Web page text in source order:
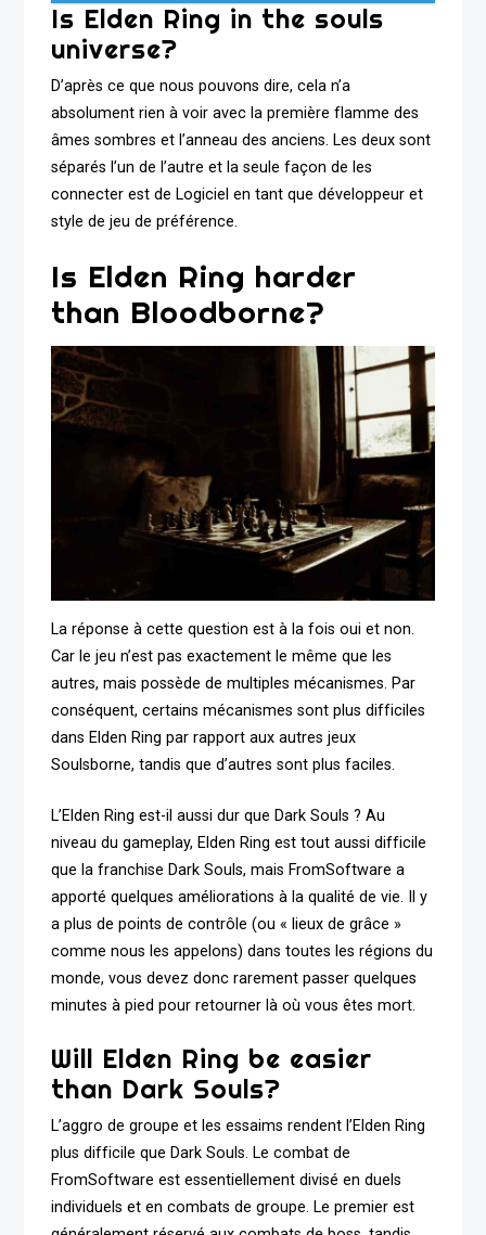
Is Elden Ring in the souls
universe?
D’après ce que nous pouvons dire, cela n’a
absolument rien à voir avec la première flamme des
âmes sombres et l’anneau des anciens. Les deux sont
séparés l’un de l’autre et la seule façon de les
connecter est de Logiciel en tant que développeur et
style de jeu de préférence.
Is Elden Ring harder
than Bloodborne?
La réponse à cette question est à la fois oui et non.
Car le jeu n’est pas exactement le même que les
autres, mais possède de multiples mécanismes. Par
conséquent, certains mécanismes sont plus difficiles
dans Elden Ring par rapport aux autres jeux
Soulsborne, tandis que d’autres sont plus faciles.
L’Elden Ring est-il aussi dur que Dark Souls ? Au
niveau du gameplay, Elden Ring est tout aussi difficile
que la franchise Dark Souls, mais FromSoftware a
apporté quelques améliorations à la qualité de vie. Il y
a plus de points de contrôle (ou « lieux de grâce »
comme nous les appelons) dans toutes les régions du
monde, vous devez donc rarement passer quelques
minutes à pied pour retourner là où vous êtes mort.
Will Elden Ring be easier
than Dark Souls?
L’aggro de groupe et les essaims rendent l’Elden Ring
plus difficile que Dark Souls. Le combat de
FromSoftware est essentiellement divisé en duels
individuels et en combats de groupe. Le premier est